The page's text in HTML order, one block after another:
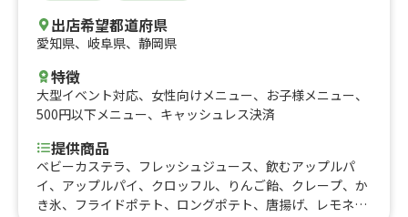
出店希望都道府県
愛知県、 岐阜県、 静岡県
特徴
大型イベント対応、 女性向けメニュー、 お子様メニュー、
500円以下メニュー、 キャッシュレス決済
提供商品
ベビーカステラ、フレッシュジュース、飲むアップルパ
イ、アップルパイ、クロッフル、りんご飴、クレープ、か
き氷、フライドポテト、ロングポテト、唐揚げ、レモネー